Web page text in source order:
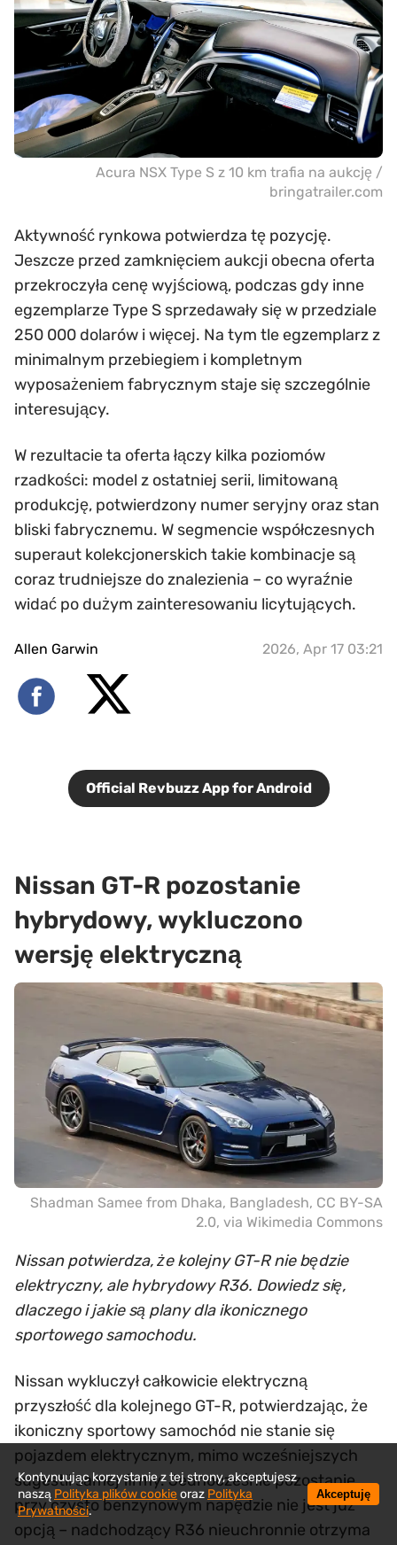
Acura NSX Type S z 10 km trafia na aukcję /
bringatrailer.com
Aktywność rynkowa potwierdza tę pozycję.
Jeszcze przed zamknięciem aukcji obecna oferta
przekroczyła cenę wyjściową, podczas gdy inne
egzemplarze Type S sprzedawały się w przedziale
250 000 dolarów i więcej. Na tym tle egzemplarz z
minimalnym przebiegiem i kompletnym
wyposażeniem fabrycznym staje się szczególnie
interesujący.
W rezultacie ta oferta łączy kilka poziomów
rzadkości: model z ostatniej serii, limitowaną
produkcję, potwierdzony numer seryjny oraz stan
bliski fabrycznemu. W segmencie współczesnych
superaut kolekcjonerskich takie kombinacje są
coraz trudniejsze do znalezienia – co wyraźnie
widać po dużym zainteresowaniu licytujących.
Allen Garwin 2026, Apr 17 03:21
Official Revbuzz App for Android
Nissan GT-R pozostanie
hybrydowy, wykluczono
wersję elektryczną
Shadman Samee from Dhaka, Bangladesh, CC BY-SA
2.0, via Wikimedia Commons
Nissan potwierdza, że kolejny GT-R nie będzie
elektryczny, ale hybrydowy R36. Dowiedz się,
dlaczego i jakie są plany dla ikonicznego
sportowego samochodu.
Nissan wykluczył całkowicie elektryczną
przyszłość dla kolejnego GT-R, potwierdzając, że
ikoniczny sportowy samochód nie stanie się
pojazdem elektrycznym, mimo wcześniejszych
sugestii samej firmy. Jednocześnie pozostanie
przy czysto benzynowym napędzie nie jest już
opcją – nadchodzący R36 nieuchronnie otrzyma
Kontynuując korzystanie z tej strony, akceptujesz
naszą Polityka plików cookieoraz Polityka
Prywatności.
Akceptuję